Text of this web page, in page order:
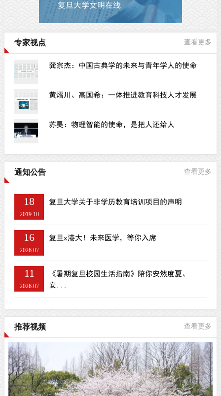
复旦大学文明在线
专家视点 查看更多
龚宗杰：中国古典学的未来与青年学人的使命
黄熠川、高国希：一体推进教育科技人才发展
苏昊：物理智能的使命，是把人还给人
通知公告 查看更多
18
2019.10
复旦大学关于非学历教育培训项目的声明
16
2026.07
复旦x港大！未来医学，等你入席
11
2026.07
《暑期复旦校园生活指南》陪你安然度夏、
安...
推荐视频 查看更多